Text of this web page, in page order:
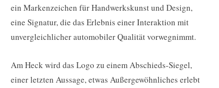
ein Markenzeichen für Handwerkskunst und Design,
eine Signatur, die das Erlebnis einer Interaktion mit
unvergleichlicher automobiler Qualität vorwegnimmt.
Am Heck wird das Logo zu einem Abschieds-Siegel,
einer letzten Aussage, etwas Außergewöhnliches erlebt